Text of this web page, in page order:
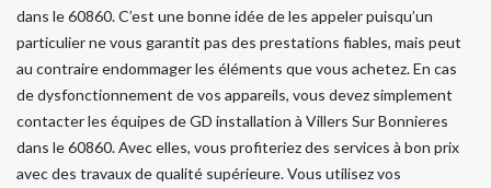
dans le 60860. C’est une bonne idée de les appeler puisqu’un
particulier ne vous garantit pas des prestations fiables, mais peut
au contraire endommager les éléments que vous achetez. En cas
de dysfonctionnement de vos appareils, vous devez simplement
contacter les équipes de GD installation à Villers Sur Bonnieres
dans le 60860. Avec elles, vous profiteriez des services à bon prix
avec des travaux de qualité supérieure. Vous utilisez vos